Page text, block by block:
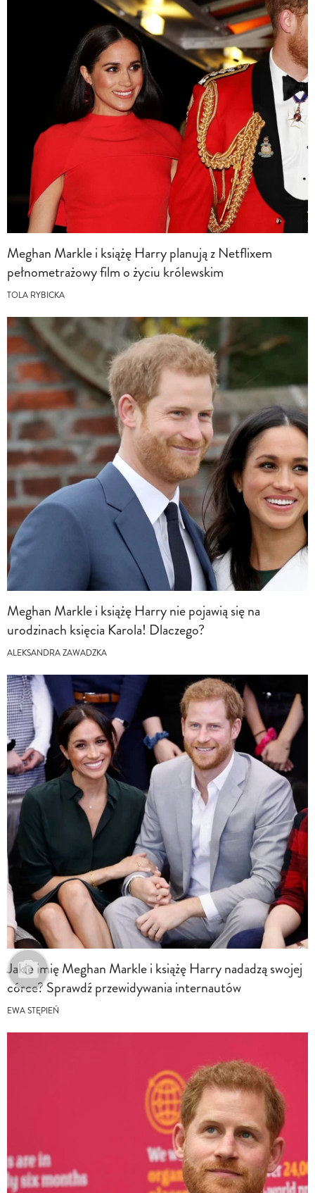
Meghan Markle i książę Harry planują z Netflixem
pełnometrażowy film o życiu królewskim
TOLA RYBICKA
Meghan Markle i książę Harry nie pojawią się na
urodzinach księcia Karola! Dlaczego?
ALEKSANDRA ZAWADZKA
Jakie imię Meghan Markle i książę Harry nadadzą swojej
córce? Sprawdź przewidywania internautów
EWA STĘPIEŃ